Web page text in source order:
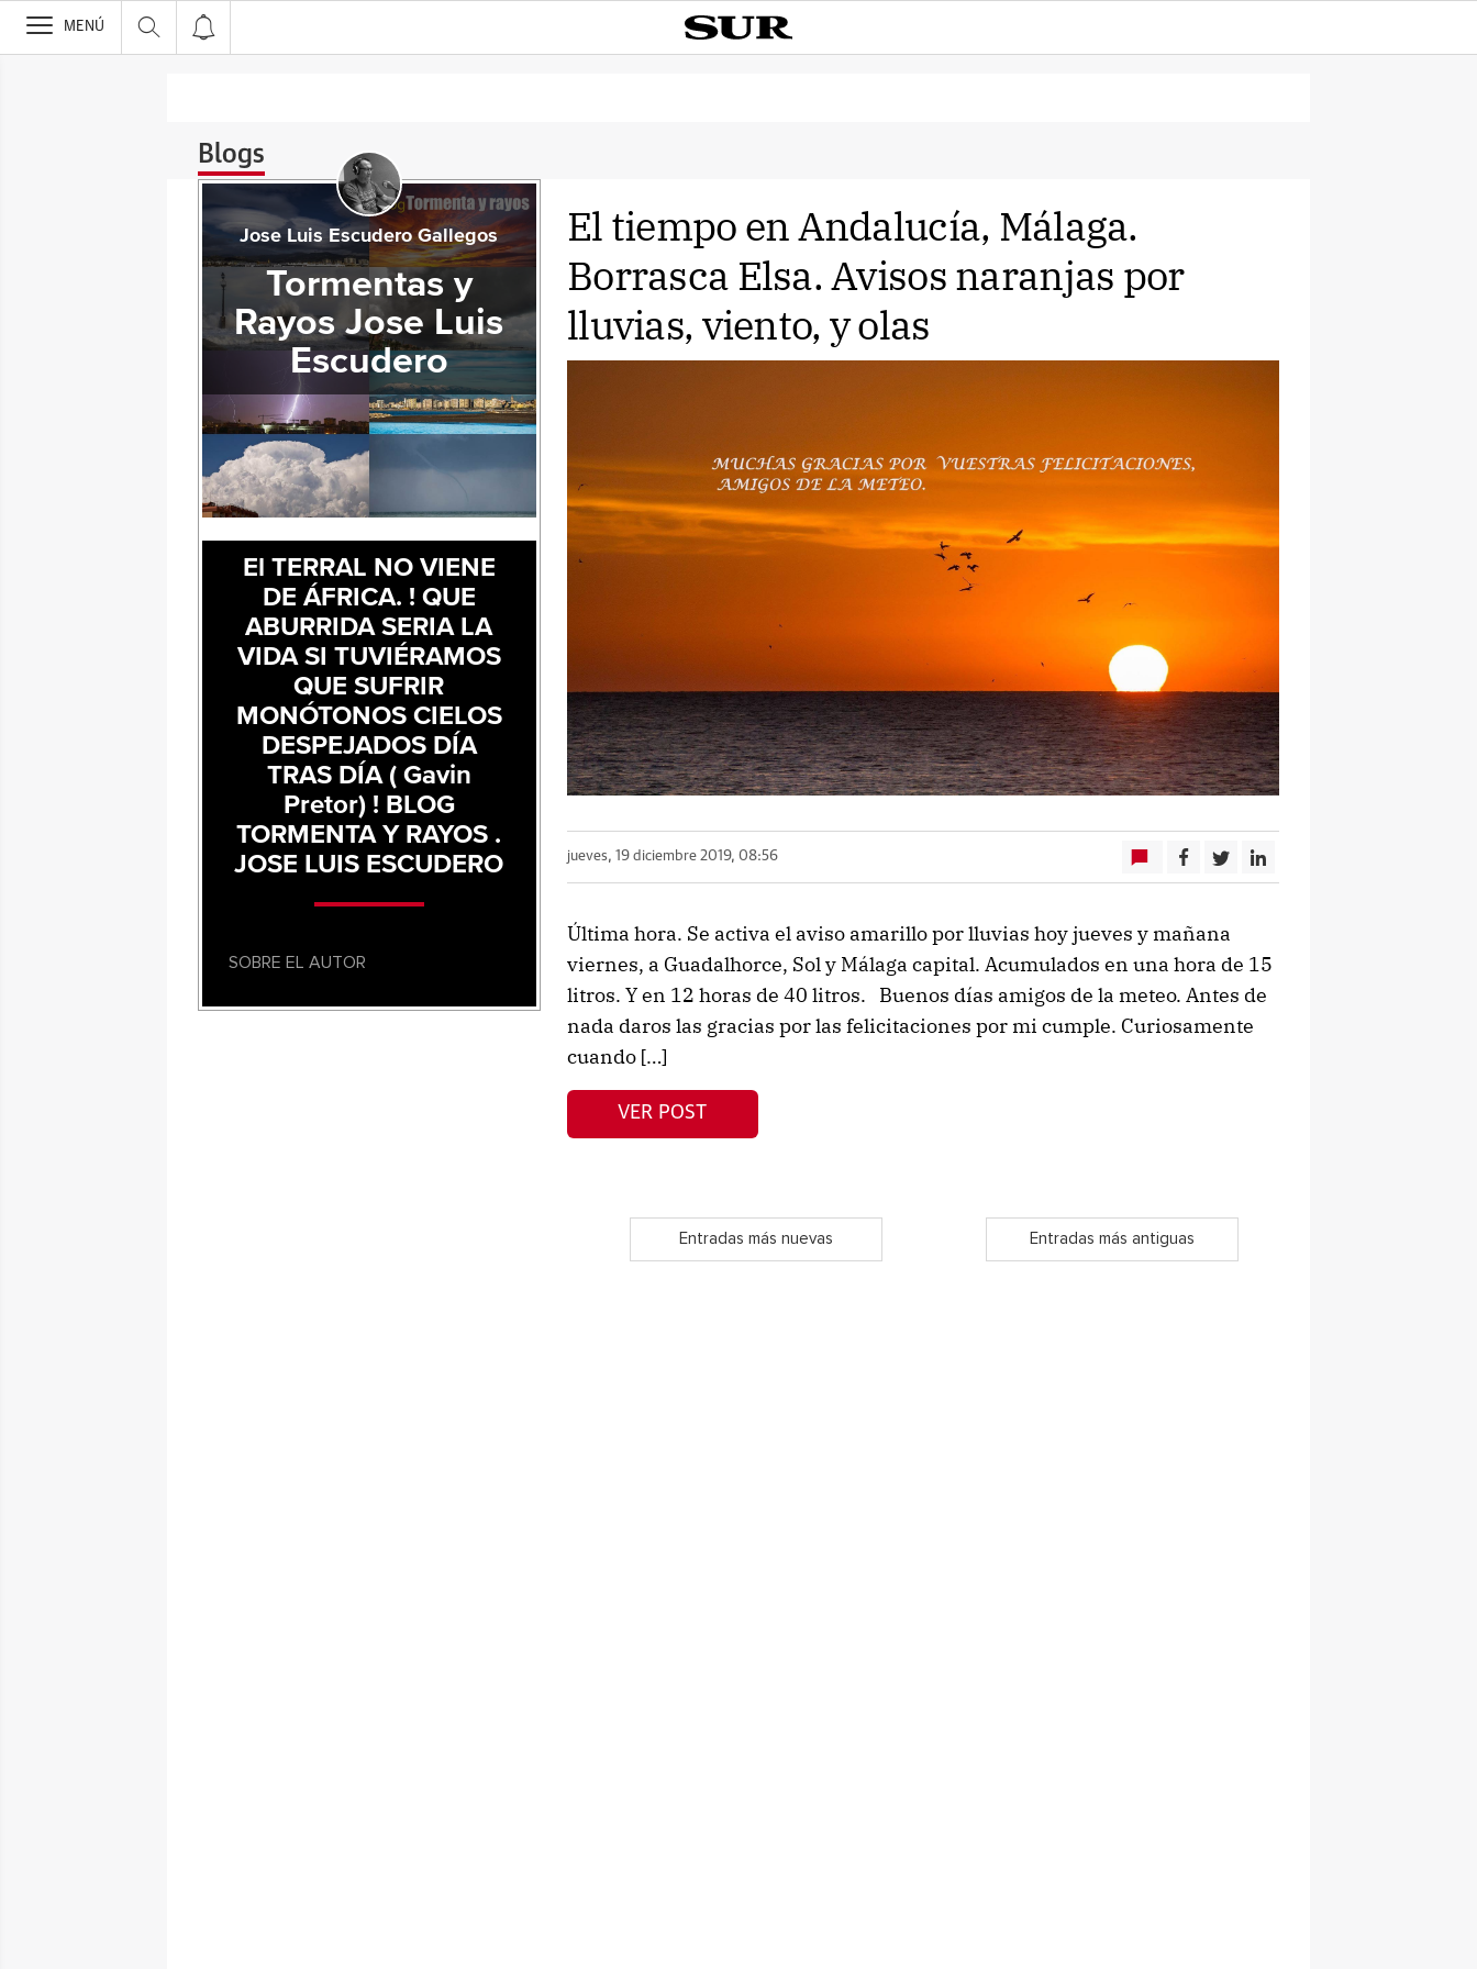
>
MENÚ
Blogs
El tiempo en Andalucía, Málaga.
Borrasca Elsa. Avisos naranjas por
lluvias, viento, y olas
jueves, 19 diciembre 2019, 08:56
Última hora. Se activa el aviso amarillo por lluvias hoy jueves y mañana
viernes, a Guadalhorce, Sol y Málaga capital. Acumulados en una hora de 15
litros. Y en 12 horas de 40 litros. Buenos días amigos de la meteo. Antes de
nada daros las gracias por las felicitaciones por mi cumple. Curiosamente
cuando […]
VER POST
Entradas más nuevas Entradas más antiguas
Jose Luis Escudero Gallegos
Tormentas y
Rayos Jose Luis
Escudero
El TERRAL NO VIENE
DE ÁFRICA. ! QUE
ABURRIDA SERIA LA
VIDA SI TUVIÉRAMOS
QUE SUFRIR
MONÓTONOS CIELOS
DESPEJADOS DÍA
TRAS DÍA ( Gavin
Pretor) ! BLOG
TORMENTA Y RAYOS .
JOSE LUIS ESCUDERO
SOBRE EL AUTOR